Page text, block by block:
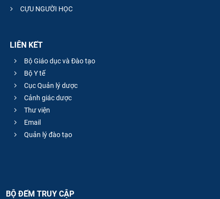
CỰU NGƯỜI HỌC
LIÊN KẾT
Bộ Giáo dục và Đào tạo
Bộ Y tế
Cục Quản lý dược
Cảnh giác dược
Thư viện
Email
Quản lý đào tạo
BỘ ĐẾM TRUY CẬP